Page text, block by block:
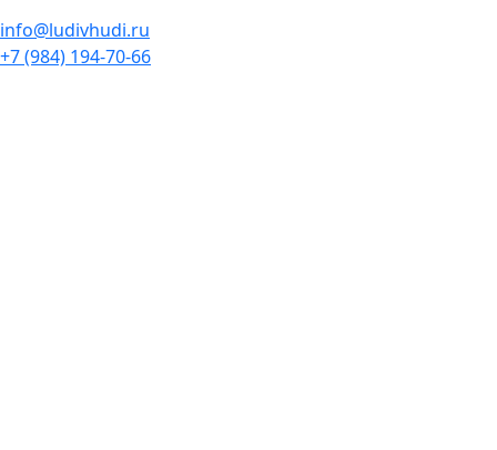
info@ludivhudi.ru
+7 (984) 194-70-66